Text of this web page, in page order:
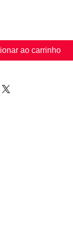
ao carrinho